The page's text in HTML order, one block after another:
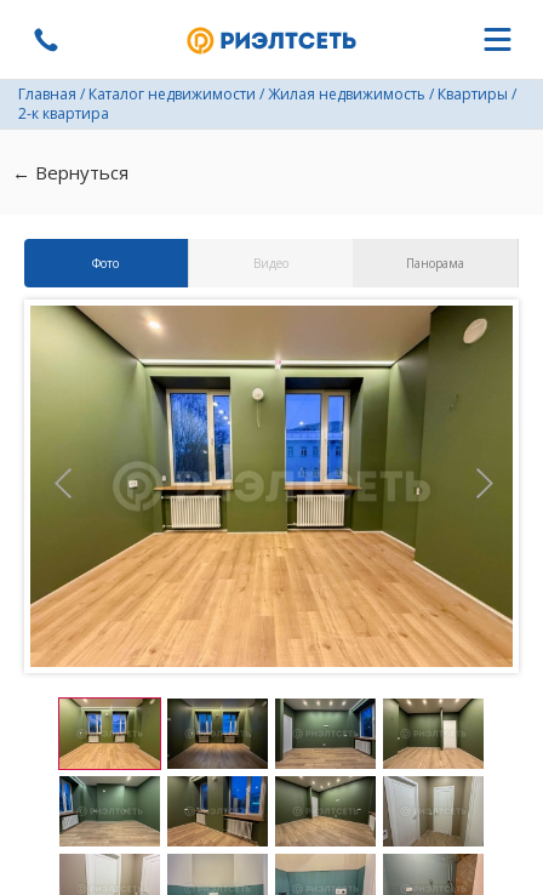
Главная / Каталог недвижимости /Жилая недвижимость / Квартиры /
2-к квартира
← Вернуться
Фото Видео Панорама